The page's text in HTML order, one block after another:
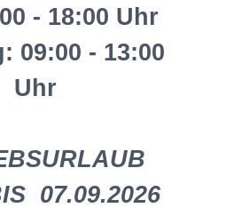
- 18:00 Uhr
09:00 - 13:00
Uhr
07.09.2026